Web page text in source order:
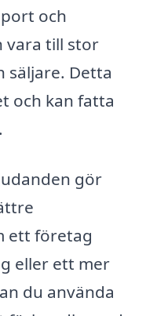
och
vara till stor
säljare. Detta
och kan fatta
gör
ett företag
eller ett mer
du använda